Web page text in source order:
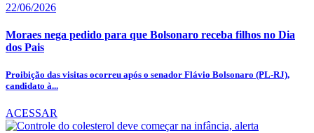
22/06/2026
Moraes nega pedido para que Bolsonaro receba filhos no Dia
dos Pais
Proibição das visitas ocorreu após o senador Flávio Bolsonaro (PL-RJ),
candidato à...
ACESSAR